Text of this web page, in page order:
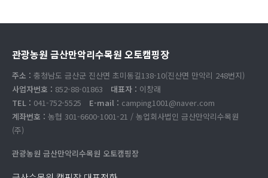
관광농원 금산만악리수목원 오토캠핑장
주소 : 충청남도 금산군 진산면 초미동길138-10(진산면 만악리 248번지)
사업자번호 : 852-88-01863 대표자 : 이창래
TEL : 041-752-5525 E-mail : camping1001@naver.com
계좌번호 : 농협 301-6600-1001-21 / 농업회사법인 금산만악리수목원
(주)
관광농원 금산만악리수목원 오토캠핑장